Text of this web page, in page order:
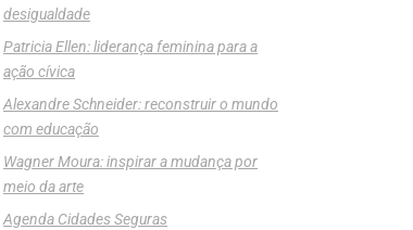
desigualdade
Patricia Ellen: liderança feminina para a
ação cívica
Alexandre Schneider: reconstruir o mundo
com educação
Wagner Moura: inspirar a mudança por
meio da arte
Agenda Cidades Seguras